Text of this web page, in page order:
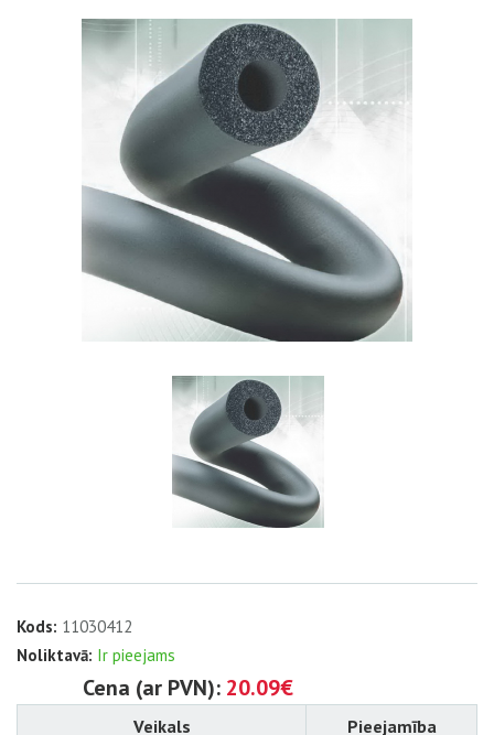
Kods: 11030412
Noliktavā: Ir pieejams
Cena (ar PVN): 20.09€
Veikals Pieejamība